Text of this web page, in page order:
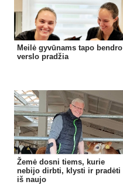
Meilė gyvūnams tapo bendro
verslo pradžia
Žemė dosni tiems, kurie
nebijo dirbti, klysti ir pradėti
iš naujo